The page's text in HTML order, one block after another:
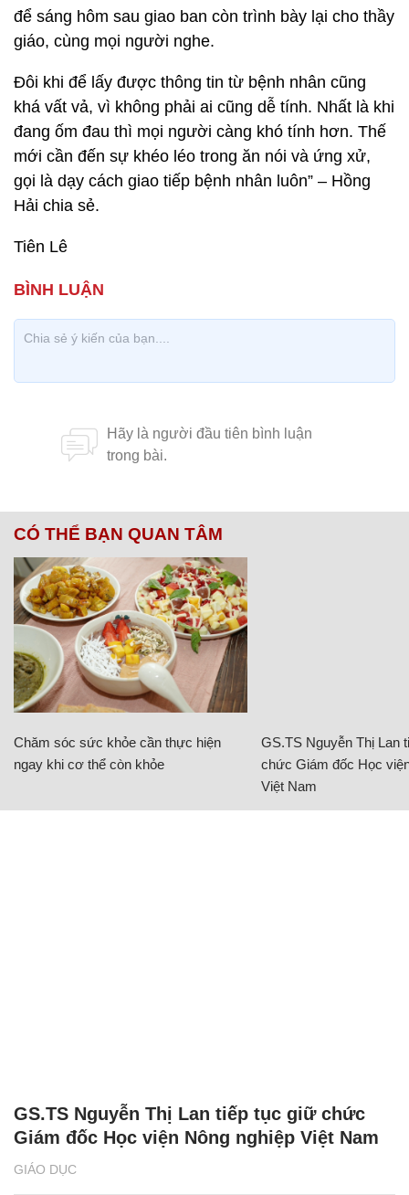
để sáng hôm sau giao ban còn trình bày lại cho thầy
giáo, cùng mọi người nghe.
Đôi khi để lấy được thông tin từ bệnh nhân cũng
khá vất vả, vì không phải ai cũng dễ tính. Nhất là khi
đang ốm đau thì mọi người càng khó tính hơn. Thế
mới cần đến sự khéo léo trong ăn nói và ứng xử,
gọi là dạy cách giao tiếp bệnh nhân luôn” – Hồng
Hải chia sẻ.
Tiên Lê
CÓ THỂ BẠN QUAN TÂM
Chăm sóc sức khỏe cần thực hiện
ngay khi cơ thể còn khỏe
GS.TS Nguyễn Thị Lan
chức Giám đốc Học
Việt Nam
GIÁO DỤC
GS.TS Nguyễn Thị Lan tiếp tục giữ chức
Giám đốc Học viện Nông nghiệp Việt Nam